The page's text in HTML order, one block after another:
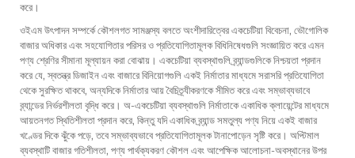
করে।
ওইএম উৎপাদন সম্পর্কে কৌশলগত সামঞ্জস্য বলতে অংশীদারিত্বের একচেটিয়া বিবেচনা, ভৌগোলিক
বাজার অধিকার এবং সহযোগিতার পরিসর ও প্রতিযোগিতামূলক বিধিনিষেধগুলি সংজ্ঞায়িত করে এমন
পণ্য শ্রেণির সীমানা মূল্যায়ন করা বোঝায়। একচেটিয়া ব্যবস্থাগুলি ব্র্যান্ডগুলিকে নিশ্চয়তা প্রদান
করে যে, স্বতন্ত্র ডিজাইন এবং বাজারে বিনিয়োগগুলি একই নির্মাতার মাধ্যমে সরাসরি প্রতিযোগিতা
থেকে সুরক্ষিত থাকবে, অন্যদিকে নির্মাতার আয় বৈচিত্র্যীকরণকে সীমিত করে এবং সম্ভাব্যভাবে
ব্র্যান্ডের নির্ভরশীলতা বৃদ্ধি করে। অ-একচেটিয়া ব্যবস্থাগুলি নির্মাতাকে একাধিক ক্লায়েন্টের মাধ্যমে
আয়তনগত স্থিতিশীলতা প্রদান করে, কিন্তু যদি একাধিক ব্র্যান্ড সমতুল্য পণ্য নিয়ে একই বাজার
খণ্ডের দিকে ঝুঁকে পড়ে, তবে সম্ভাব্যভাবে প্রতিযোগিতামূলক টানাপোড়েন সৃষ্টি করে। অপ্টিমাল
ব্যবস্থাটি বাজার গতিশীলতা, পণ্য পার্থক্যকরণ কৌশল এবং আপেক্ষিক আলোচনা-অবস্থানের উপর